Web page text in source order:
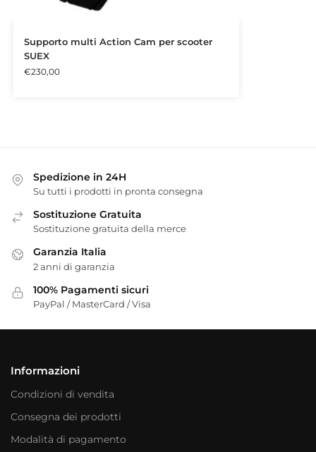
Supporto multi Action Cam per scooter
SUEX
€230,00
Spedizione in 24H
Su tutti i prodotti in pronta consegna
Sostituzione Gratuita
Sostituzione gratuita della merce
Garanzia Italia
2 anni di garanzia
100% Pagamenti sicuri
PayPal / MasterCard / Visa
Informazioni
Condizioni di vendita
Consegna dei prodotti
Modalità di pagamento